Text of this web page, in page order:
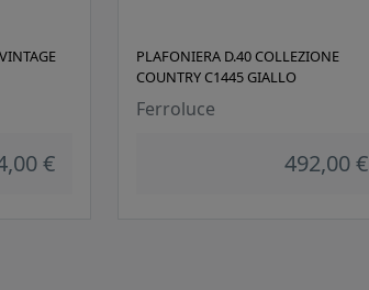
€
PLAFONIERA D.40 COLLEZIONE
COUNTRY C1445 GIALLO
Ferroluce
492,00 €